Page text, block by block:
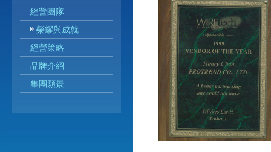
經營團隊
榮耀與成就
經營策略
品牌介紹
集團願景